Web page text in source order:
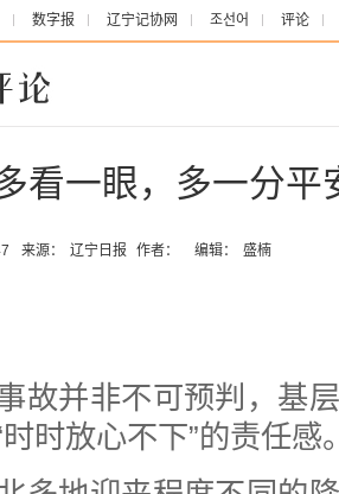
数字报 辽宁记协网 조선어 评论
看一眼，多一分平
来源： 辽宁日报 作者： 编辑： 盛楠
并非不可预判，基层
时放心不下”的责任感